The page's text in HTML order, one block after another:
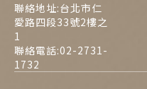
聯絡地址:台北市仁
愛路四段33號2樓之
1
聯絡電話:02-2731-
1732